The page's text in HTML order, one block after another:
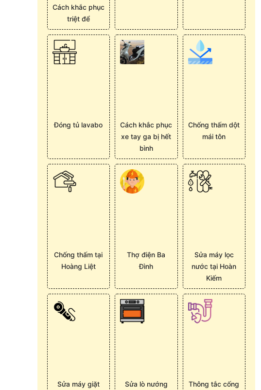
Cách khắc phục
triệt để
Đóng tủ lavabo
Cách khắc phục
xe tay ga bị hết
bình
Chống thấm dột
mái tôn
Chống thấm tại
Hoàng Liệt
Thợ điện Ba
Đình
Sửa máy lọc
nước tại Hoàn
Kiếm
Sửa máy giặt
Sửa lò nướng
Thông tắc cống